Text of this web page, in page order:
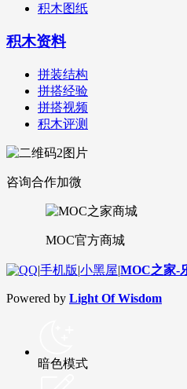
积木图纸
积木资料
拼装结构
拼搭经验
拼搭视频
积木评测
咨询合作加微
MOC官方商城
|手机版|小黑屋|MOC之家-
Powered by Light Of Wisdom
暗色模式